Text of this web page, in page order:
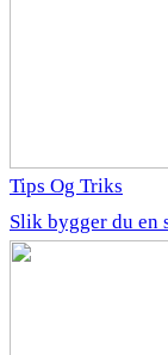
Tips Og Triks
Slik bygger du en